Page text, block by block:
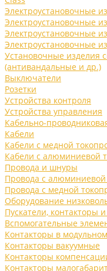
Электроустановочные
Электроустановочные
Электроустановочные
Электроустановочные
Установочные изделия
(антивандальные и др.)
Выключатели
Розетки
Устройства контроля
Устройства управления
Кабельно-
Кабели
Кабели с медной
Кабели с алюминиевой
Провода и шнуры
Провода с
Провода с медной
Оборудование
Пускатели, контакторы
Вспомогательные
Контакторы в
Контакторы вакуумные
Контакторы
Контакторы